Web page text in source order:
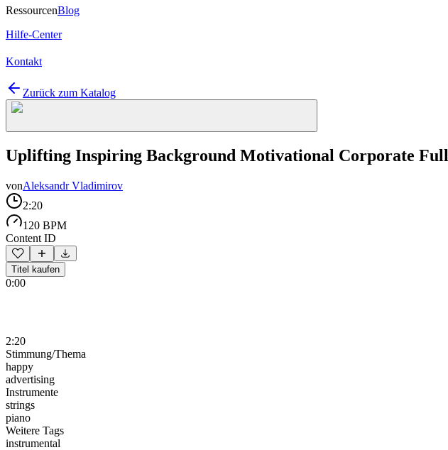
RessourcenBlog
Hilfe-Center
Kontakt
Zurück zum Katalog
Uplifting Inspiring Background Motivational Corporate Full
vonAleksandr Vladimirov
2:20
120 BPM
Content ID
Titel kaufen
0:00
2:20
Stimmung/Thema
happy
advertising
Instrumente
strings
piano
Weitere Tags
instrumental